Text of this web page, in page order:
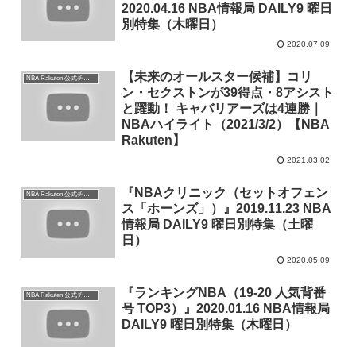
2020.04.16 NBA情報局 DAILY9 曜日
別特集（木曜日）
2020.07.09
NBA Rakuten 公式チャンネル
【未来のオールスター候補】コリ
ン・セクストンが39得点・8アシスト
と躍動！ キャバリアーズは4連勝｜
NBAハイライト（2021/3/2）【NBA
Rakuten】
2021.03.02
NBA Rakuten 公式チャンネル
『NBAクリニック（セットオフェン
ス「ホーンズ」）』2019.11.23 NBA
情報局 DAILY9 曜日別特集（土曜
日）
2020.05.09
『ランキングNBA（19-20 人気背番
号 TOP3）』2020.01.16 NBA情報局
DAILY9 曜日別特集（木曜日）